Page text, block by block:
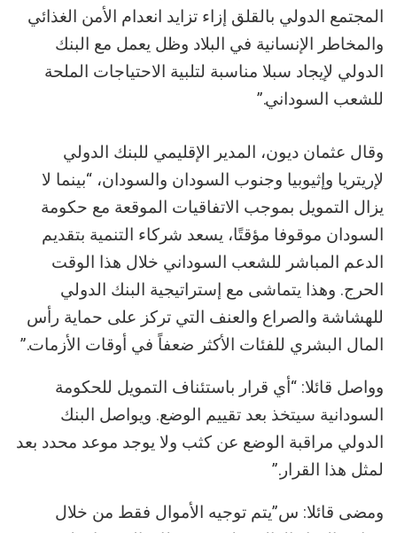
المجتمع الدولي بالقلق إزاء تزايد انعدام الأمن الغذائي
والمخاطر الإنسانية في البلاد وظل يعمل مع البنك
الدولي لإيجاد سبلا مناسبة لتلبية الاحتياجات الملحة
للشعب السوداني.”
وقال عثمان ديون، المدير الإقليمي للبنك الدولي
لإريتريا وإثيوبيا وجنوب السودان والسودان، “بينما لا
يزال التمويل بموجب الاتفاقيات الموقعة مع حكومة
السودان موقوفا مؤقتًا، يسعد شركاء التنمية بتقديم
الدعم المباشر للشعب السوداني خلال هذا الوقت
الحرج. وهذا يتماشى مع إستراتيجية البنك الدولي
للهشاشة والصراع والعنف التي تركز على حماية رأس
المال البشري للفئات الأكثر ضعفاً في أوقات الأزمات.”
وواصل قائلا: “أي قرار باستئناف التمويل للحكومة
السودانية سيتخذ بعد تقييم الوضع. ويواصل البنك
الدولي مراقبة الوضع عن كثب ولا يوجد موعد محدد بعد
لمثل هذا القرار.”
ومضى قائلا: س”يتم توجيه الأموال فقط من خلال